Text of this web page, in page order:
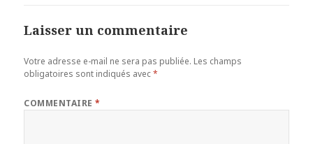
Laisser un commentaire
Votre adresse e-mail ne sera pas publiée. Les champs
obligatoires sont indiqués avec*
COMMENTAIRE*